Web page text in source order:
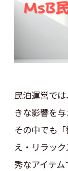
民泊運営で
きな影響を与
その中でも
え・リラッ
秀なアイテム